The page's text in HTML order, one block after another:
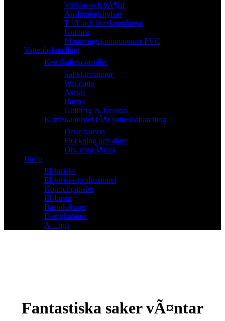
Vinklar och bÃ¶jar
Anslutningshylsor
T / Y och korskopplingar
Unioner
Monteringskomponenter PVC
Vattenbehandling
Kemikaliekontroller
Saltklorinatorer
Welldana
Aseko
Bayrol
Gullberg & Jansson
Kemiska medel fÃ¶r vattenbehandling
Desinfektion
Flockning och alger
Div. rengÃ¶ring
Bastu
Elektriska
Elektriske professionel
Kontrollpaneler
IR-bastu
Bastukabiner
Dampkabiner
Ã…nga
Fantastiska saker vÃ¤ntar